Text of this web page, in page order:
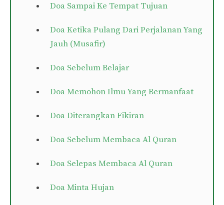
Doa Sampai Ke Tempat Tujuan
Doa Ketika Pulang Dari Perjalanan Yang
Jauh (Musafir)
Doa Sebelum Belajar
Doa Memohon Ilmu Yang Bermanfaat
Doa Diterangkan Fikiran
Doa Sebelum Membaca Al Quran
Doa Selepas Membaca Al Quran
Doa Minta Hujan